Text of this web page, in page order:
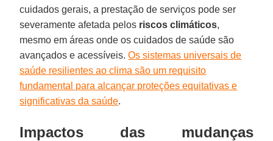
cuidados gerais, a prestação de serviços pode ser
severamente afetada pelos riscos climáticos,
mesmo em áreas onde os cuidados de saúde são
avançados e acessíveis.Os sistemas universais de
saúde resilientes ao clima são um requisito
fundamental para alcançar proteções equitativas e
significativas da saúde.
Impactos das mudanças